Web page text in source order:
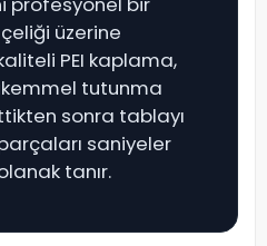
üzerine
PEI kaplama,
tutunma
sonra tablayı
saniyeler
tanır.